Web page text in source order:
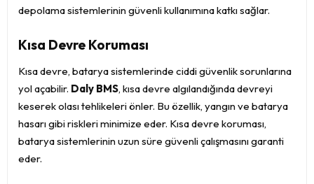
depolama sistemlerinin güvenli kullanımına katkı sağlar.
Kısa Devre Koruması
Kısa devre, batarya sistemlerinde ciddi güvenlik sorunlarına
yol açabilir. Daly BMS, kısa devre algılandığında devreyi
keserek olası tehlikeleri önler. Bu özellik, yangın ve batarya
hasarı gibi riskleri minimize eder. Kısa devre koruması,
batarya sistemlerinin uzun süre güvenli çalışmasını garanti
eder.